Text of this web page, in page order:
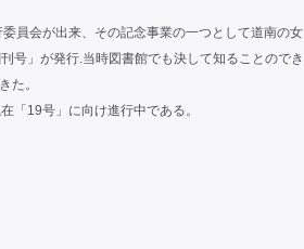
員会が出来、その記念事業の一つとして道南の女
号」が発行.当時図書館でも決して知ることのでき
た。
「19号」に向け進行中である。